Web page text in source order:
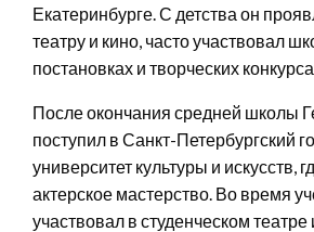
Екатеринбурге. С детства он
театру и кино, часто участвовал
постановках и творческих
После окончания средней школы
поступил в Санкт-Петербургский
университет культуры и искусств,
актерское мастерство. Во время
участвовал в студенческом